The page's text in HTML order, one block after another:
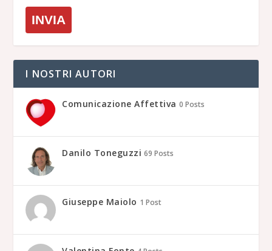
INVIA
I NOSTRI AUTORI
Comunicazione Affettiva 0 Posts
Danilo Toneguzzi 69 Posts
Giuseppe Maiolo 1 Post